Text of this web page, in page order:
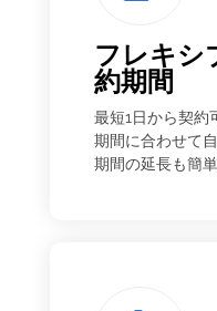
フレキシ
約期間
最短1日から契約
期間に合わせて
期間の延長も簡